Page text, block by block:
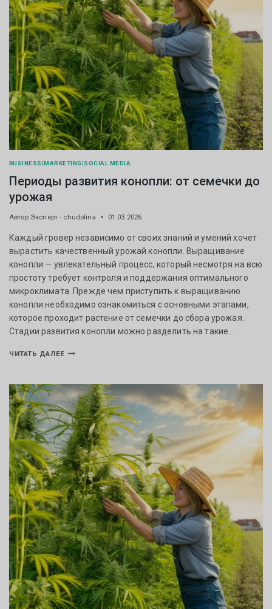
BUSINESS |MARKETING |SOCIAL MEDIA
Периоды развития конопли: от семечки до
урожая
Автор Эксперт - chudolina 01.03.2026
Каждый гровер независимо от своих знаний и умений хочет
вырастить качественный урожай конопли. Выращивание
конопли — увлекательный процесс, который несмотря на всю
простоту требует контроля и поддержания оптимального
микроклимата. Прежде чем приступить к выращиванию
конопли необходимо ознакомиться с основными этапами,
которое проходит растение от семечки до сбора урожая.
Стадии развития конопли можно разделить на такие…
ЧИТАТЬ ДАЛЕЕ